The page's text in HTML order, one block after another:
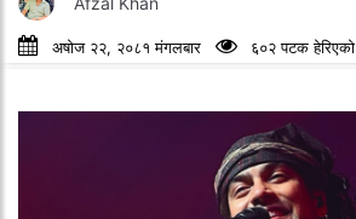
अषोज २२, २०८१ मंगलबार ६०२ पटक हेरिएको